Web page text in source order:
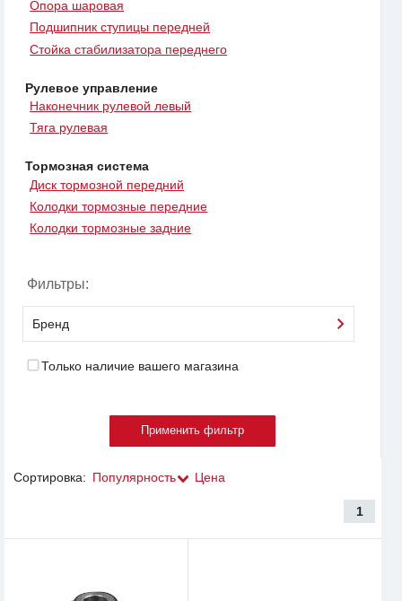
Опора шаровая
Подшипник ступицы передней
Стойка стабилизатора переднего
Рулевое управление
Наконечник рулевой левый
Тяга рулевая
Тормозная система
Диск тормозной передний
Колодки тормозные передние
Колодки тормозные задние
Фильтры:
Бренд
Только наличие вашего магазина
Сортировка: Популярность Цена
1